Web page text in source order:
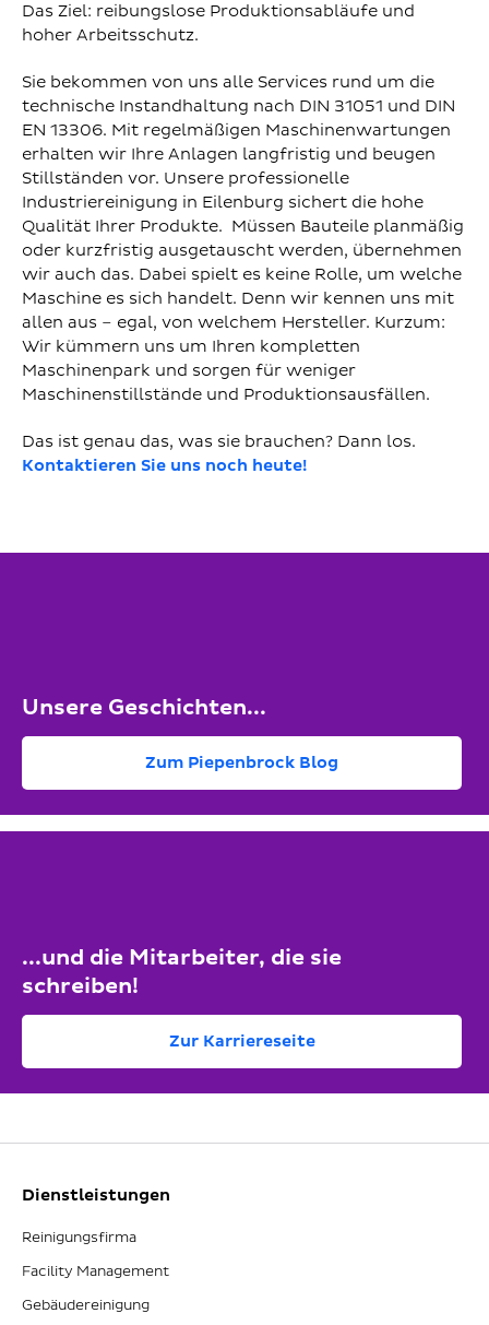
Das Ziel: reibungslose Produktionsabläufe und
hoher Arbeitsschutz.
Sie bekommen von uns alle Services rund um die
technische Instandhaltung nach DIN 31051 und DIN
EN 13306. Mit regelmäßigen Maschinenwartungen
erhalten wir Ihre Anlagen langfristig und beugen
Stillständen vor. Unsere professionelle
Industriereinigung in Eilenburg sichert die hohe
Qualität Ihrer Produkte. Müssen Bauteile planmäßig
oder kurzfristig ausgetauscht werden, übernehmen
wir auch das. Dabei spielt es keine Rolle, um welche
Maschine es sich handelt. Denn wir kennen uns mit
allen aus – egal, von welchem Hersteller. Kurzum:
Wir kümmern uns um Ihren kompletten
Maschinenpark und sorgen für weniger
Maschinenstillstände und Produktionsausfällen.
Das ist genau das, was sie brauchen? Dann los.
Kontaktieren Sie uns noch heute!
Unsere Geschichten...
Zum Piepenbrock Blog
...und die Mitarbeiter, die sie
schreiben!
Zur Karriereseite
Dienstleistungen
Reinigungsfirma
Facility Management
Gebäudereinigung